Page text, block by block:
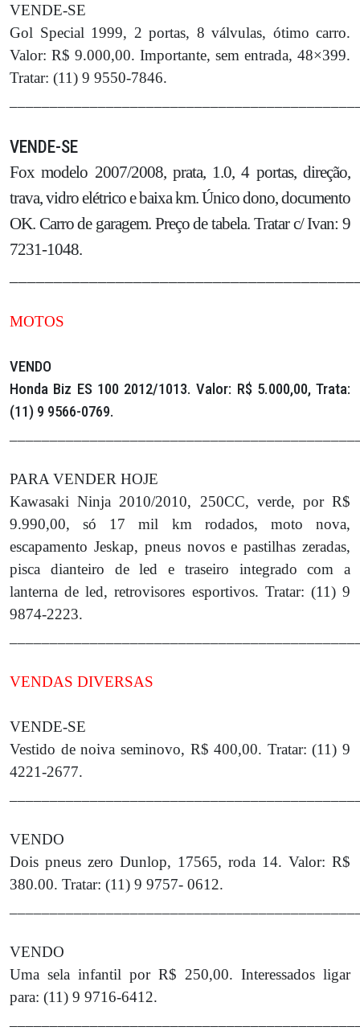
VENDE-SE
Gol Special 1999, 2 portas, 8 válvulas, ótimo carro.
Valor: R$ 9.000,00. Importante, sem entrada, 48×399.
Tratar: (11) 9 9550-7846.
VENDE-SE
Fox modelo 2007/2008, prata, 1.0, 4 portas, direção,
trava, vidro elétrico e baixa km. Único dono, documento
OK. Carro de garagem. Preço de tabela. Tratar c/ Ivan: 9
7231-1048.
MOTOS
VENDO
Honda Biz ES 100 2012/1013. Valor: R$ 5.000,00, Trata:
(11) 9 9566-0769.
PARA VENDER HOJE
Kawasaki Ninja 2010/2010, 250CC, verde, por R$
9.990,00, só 17 mil km rodados, moto nova,
escapamento Jeskap, pneus novos e pastilhas zeradas,
pisca dianteiro de led e traseiro integrado com a
lanterna de led, retrovisores esportivos. Tratar: (11) 9
9874-2223.
VENDAS DIVERSAS
VENDE-SE
Vestido de noiva seminovo, R$ 400,00. Tratar: (11) 9
4221-2677.
VENDO
Dois pneus zero Dunlop, 17565, roda 14. Valor: R$
380.00. Tratar: (11) 9 9757- 0612.
VENDO
Uma sela infantil por R$ 250,00. Interessados ligar
para: (11) 9 9716-6412.